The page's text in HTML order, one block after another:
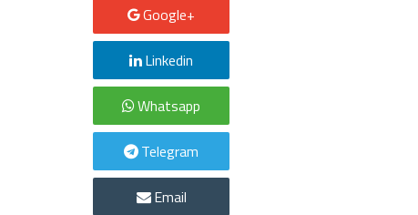
Google+
Linkedin
Whatsapp
Telegram
Email